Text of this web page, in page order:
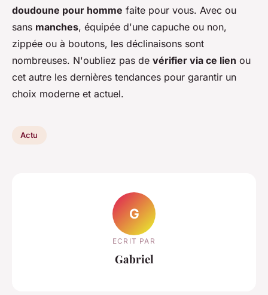
doudoune pour homme faite pour vous. Avec ou
sans manches, équipée d'une capuche ou non,
zippée ou à boutons, les déclinaisons sont
nombreuses. N'oubliez pas de vérifier via ce lien ou
cet autre les dernières tendances pour garantir un
choix moderne et actuel.
Actu
G
ECRIT PAR
Gabriel